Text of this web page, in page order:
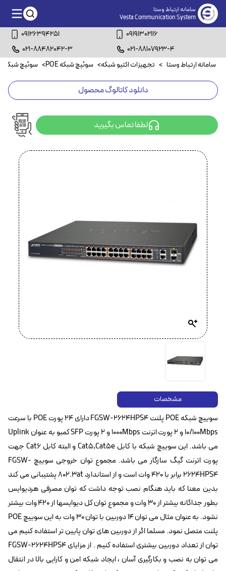
سامانه ارتباط وستا
Vesta Communication System
09126394251
09191302116
021-88482042-3
021-88107923-4
سامانه ارتباط وستا > تجهیزات اکتیو شبکه> سوئیچ شبکه POE > سوئیچ شبکه ۲۴ پورت POE
دانلود کاتالوگ محصول
لطفا تماس بگیرید
مشخصات
سوییچ شبکه POE پلنت FGSW-2624HPS4 دارای ۲۴ پورت POE با سرعت
10/100Mbps و ۲ پورت اترنت 1000Mbps و ۲ پورت SFP کمبو به عنوان Uplink
می باشد. این سوییچ شبکه با کابل Cat5,Cat5e و البته کابل Cat6 جهت
پورت اترنت گیگ سازگار می باشد. مجموع توان خروجی سوییچ FGSW-
2624HPS4 برابر با ۴۲۰ وات است و از استاندارد 802.3at پشتیبانی می کند
بدین معنا که باید هنگام نصب توجه داشت که توان مصرفی هردیوایس
بطور جداگانه بیشتر از ۳۰ وات و مجموع توان کل دیوایسها از ۴۲۰ وات بیشتر
نشود. به عنوان مثال می توان ۱۴ دوربین با توان ۳۰ وات به این سوییچ POE
پلنت متصل نمود. مسلما اگر از دوربین های توان پایین تر استفاده کنیم می
توان از تعداد دوربین بیشتری استفاده کنیم . از مزایای FGSW-2624HPS4
می توان به نصب و بکارگیری آسان ، ایجاد شبکه امن و کارایی بالا در انتقال